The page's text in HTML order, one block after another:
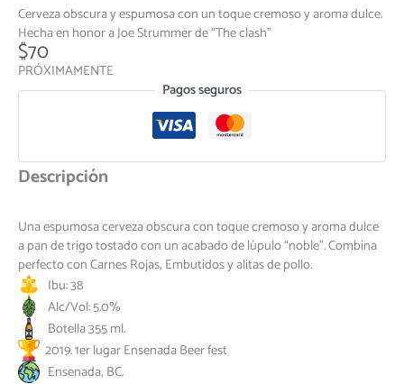
Cerveza obscura y espumosa con un toque cremoso y aroma dulce.
Hecha en honor a Joe Strummer de “The clash”
$70
PRÓXIMAMENTE
Pagos seguros
Descripción
Una espumosa cerveza obscura con toque cremoso y aroma dulce
a pan de trigo tostado con un acabado de lúpulo “noble”. Combina
perfecto con Carnes Rojas, Embutidos y alitas de pollo.
Ibu: 38
Alc/Vol: 5.0%
Botella 355 ml.
2019. 1er lugar Ensenada Beer fest
Ensenada, BC.